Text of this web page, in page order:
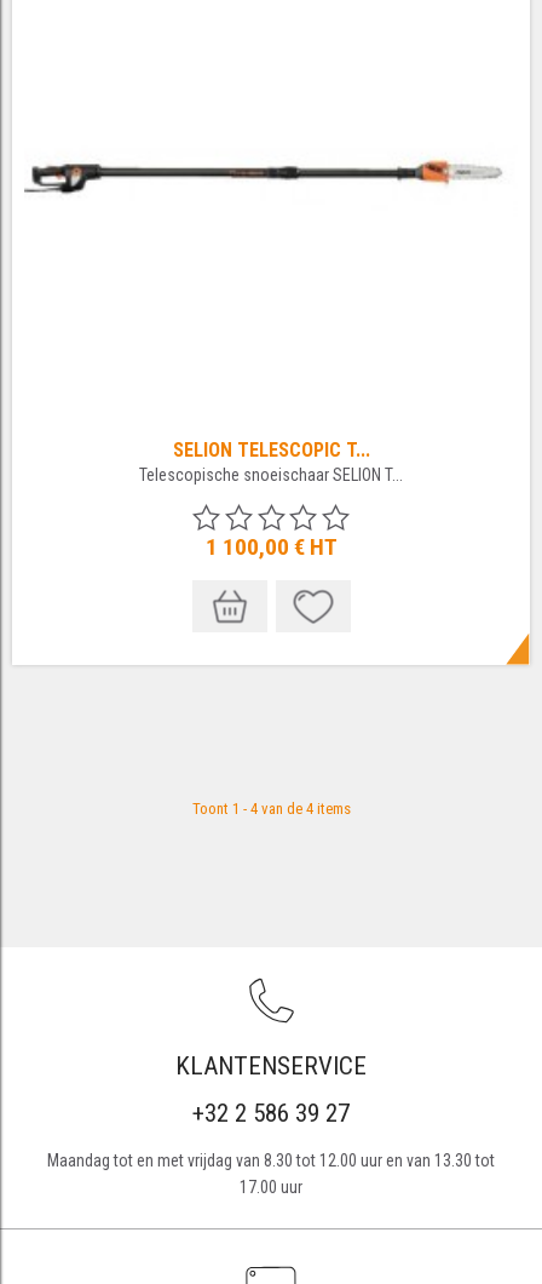
SELION TELESCOPIC T...
Telescopische snoeischaar SELION T...
1 100,00 € HT
Toont 1 - 4 van de 4 items
KLANTENSERVICE
+32 2 586 39 27
Maandag tot en met vrijdag van 8.30 tot 12.00 uur en van 13.30 tot
17.00 uur